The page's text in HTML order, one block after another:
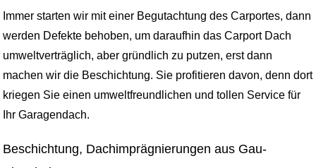
Immer starten wir mit einer Begutachtung des Carportes, dann
werden Defekte behoben, um daraufhin das Carport Dach
umweltverträglich, aber gründlich zu putzen, erst dann
machen wir die Beschichtung. Sie profitieren davon, denn dort
kriegen Sie einen umweltfreundlichen und tollen Service für
Ihr Garagendach.
Beschichtung, Dachimprägnierungen aus Gau-